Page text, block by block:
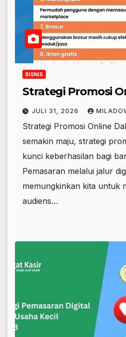
BISNIS
Strategi Promosi
JULI 31, 2026
Strategi Promosi Online
semakin maju, strategi
kunci keberhasilan bagi
Pemasaran melalui jalur
memungkinkan kita untuk
audiens…